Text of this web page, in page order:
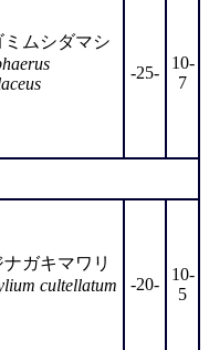
ミムシダマシ
-25-
10-
7
ガキマワリ
cultellatum
-20-
10-
5